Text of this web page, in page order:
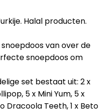
Halal producten.
van over de
snoepdoos om
set bestaat uit: 2 x
5 x Mini Yum, 5 x
Dracoola Teeth, 1 x Beto